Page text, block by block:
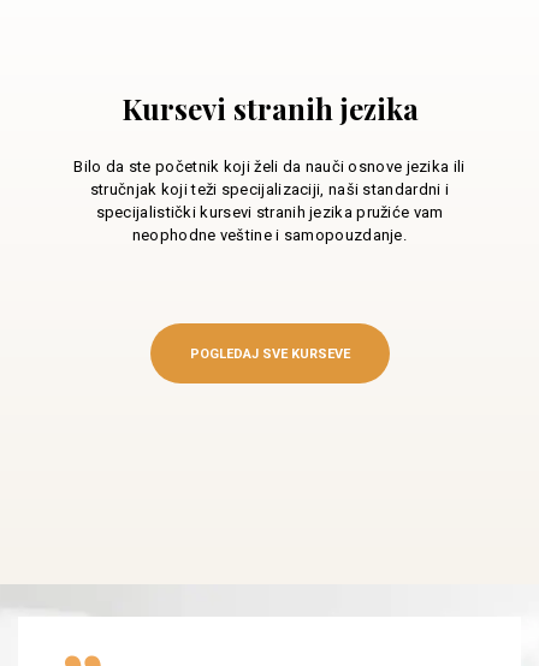
Kursevi stranih jezika
Bilo da ste početnik koji želi da nauči osnove jezika ili
stručnjak koji teži specijalizaciji, naši standardni i
specijalistički kursevi stranih jezika pružiće vam
neophodne veštine i samopouzdanje.
POGLEDAJ SVE KURSEVE